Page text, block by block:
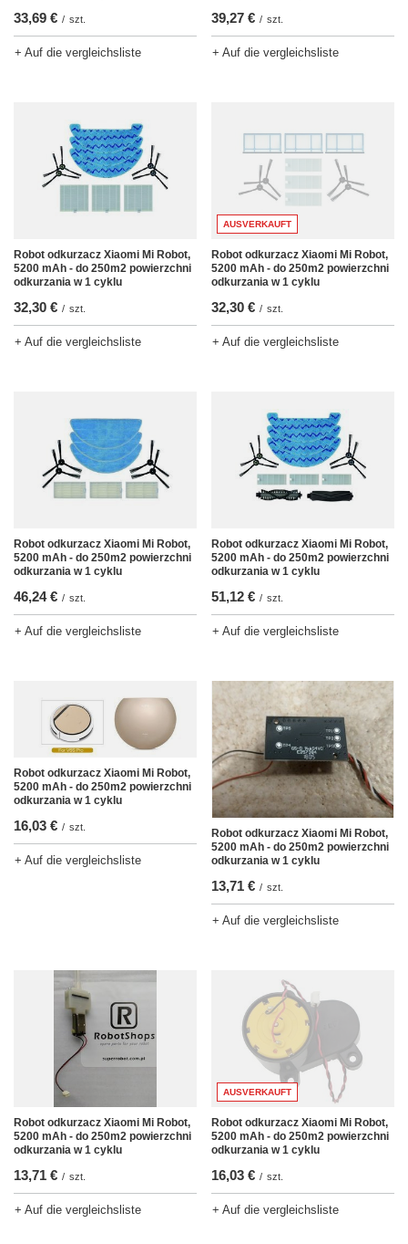
33,69 € / szt.
+ Auf die vergleichsliste
39,27 € / szt.
+ Auf die vergleichsliste
Robot odkurzacz Xiaomi Mi Robot,
5200 mAh - do 250m2 powierzchni
odkurzania w 1 cyklu
32,30 € / szt.
+ Auf die vergleichsliste
AUSVERKAUFT
Robot odkurzacz Xiaomi Mi Robot,
5200 mAh - do 250m2 powierzchni
odkurzania w 1 cyklu
32,30 € / szt.
+ Auf die vergleichsliste
Robot odkurzacz Xiaomi Mi Robot,
5200 mAh - do 250m2 powierzchni
odkurzania w 1 cyklu
46,24 € / szt.
+ Auf die vergleichsliste
Robot odkurzacz Xiaomi Mi Robot,
5200 mAh - do 250m2 powierzchni
odkurzania w 1 cyklu
51,12 € / szt.
+ Auf die vergleichsliste
Robot odkurzacz Xiaomi Mi Robot,
5200 mAh - do 250m2 powierzchni
odkurzania w 1 cyklu
16,03 € / szt.
+ Auf die vergleichsliste
Robot odkurzacz Xiaomi Mi Robot,
5200 mAh - do 250m2 powierzchni
odkurzania w 1 cyklu
13,71 € / szt.
+ Auf die vergleichsliste
Robot odkurzacz Xiaomi Mi Robot,
5200 mAh - do 250m2 powierzchni
odkurzania w 1 cyklu
13,71 € / szt.
+ Auf die vergleichsliste
AUSVERKAUFT
Robot odkurzacz Xiaomi Mi Robot,
5200 mAh - do 250m2 powierzchni
odkurzania w 1 cyklu
16,03 € / szt.
+ Auf die vergleichsliste